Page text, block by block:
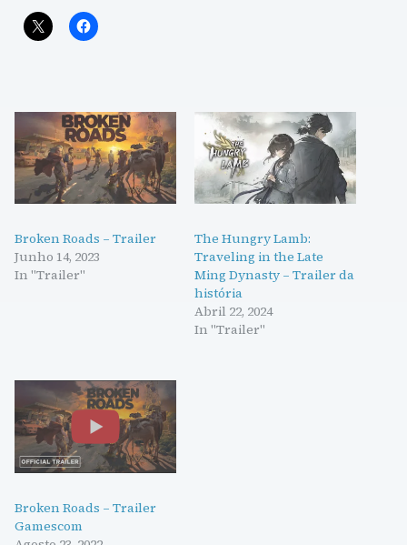
Broken Roads – Trailer
Junho 14, 2023
In "Trailer"
The Hungry Lamb:
Traveling in the Late
Ming Dynasty – Trailer da
história
Abril 22, 2024
In "Trailer"
Broken Roads – Trailer
Gamescom